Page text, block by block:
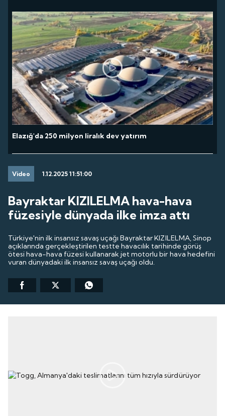
Elazığ'da 250 milyon liralık dev yatırım
Video 1.12.2025 11:51:00
Bayraktar KIZILELMA hava-hava
füzesiyle dünyada ilke imza attı
Türkiye'nin ilk insansız savaş uçağı Bayraktar KIZILELMA, Sinop
açıklarında gerçekleştirilen testte havacılık tarihinde görüş
ötesi hava-hava füzesi kullanarak jet motorlu bir hava hedefini
vuran dünyadaki ilk insansız savaş uçağı oldu.